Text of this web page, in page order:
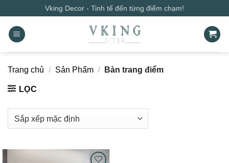
qua
nội
dung
Vking Decor - Tinh tế đến từng điểm chạm!
Trang chủ / Sản Phẩm / Bàn trang điểm
LỌC